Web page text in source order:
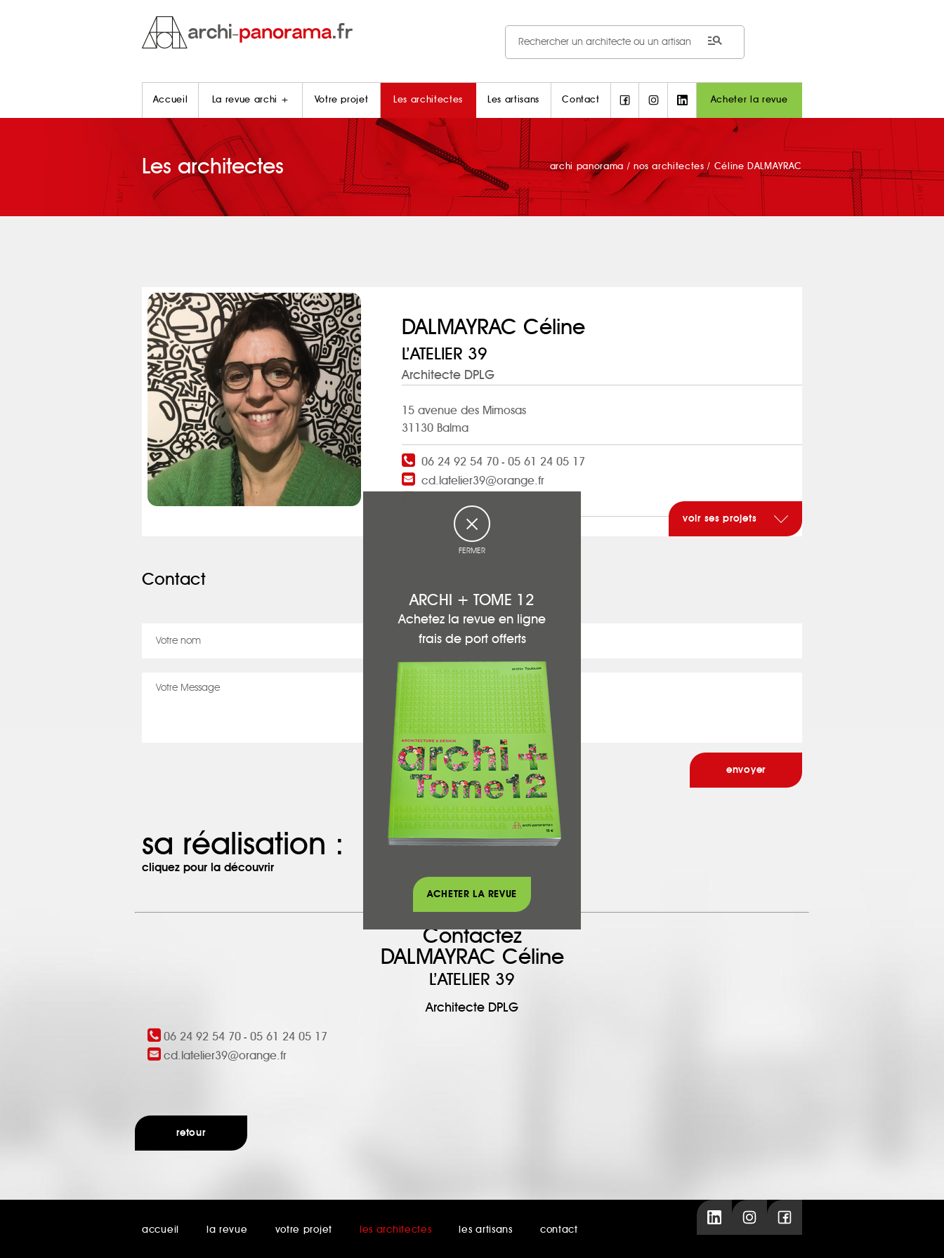
manage_search
Accueil La revue archi + Votre projet Les architectes Les artisans Contact Acheter la revue
Les architectes archi panorama / nos architectes / Céline DALMAYRAC
DALMAYRAC Céline
L’ATELIER 39
Architecte DPLG
15 avenue des Mimosas
31130 Balma
06 24 92 54 70 - 05 61 24 05 17
cd.latelier39@orange.fr
voir ses projets
Contact
sa réalisation :
cliquez pour la découvrir
Contactez
DALMAYRAC Céline
L’ATELIER 39
Architecte DPLG
06 24 92 54 70 - 05 61 24 05 17
cd.latelier39@orange.fr
retour
accueil la revue votre projet les architectes les artisans contact
FERMER
ARCHI + TOME 12
Achetez la revue en ligne
frais de port offerts
ACHETER LA REVUE